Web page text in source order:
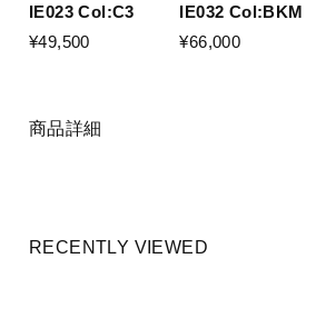
IE023 Col:C3
¥49,500
IE032 Col:BKM
¥66,000
商品詳細
RECENTLY VIEWED